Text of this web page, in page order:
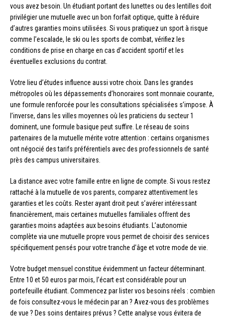
vous avez besoin. Un étudiant portant des lunettes ou des lentilles doit
privilégier une mutuelle avec un bon forfait optique, quitte à réduire
d’autres garanties moins utilisées. Si vous pratiquez un sport à risque
comme l’escalade, le ski ou les sports de combat, vérifiez les
conditions de prise en charge en cas d’accident sportif et les
éventuelles exclusions du contrat.
Votre lieu d’études influence aussi votre choix. Dans les grandes
métropoles où les dépassements d’honoraires sont monnaie courante,
une formule renforcée pour les consultations spécialisées s’impose. À
l’inverse, dans les villes moyennes où les praticiens du secteur 1
dominent, une formule basique peut suffire. Le réseau de soins
partenaires de la mutuelle mérite votre attention : certains organismes
ont négocié des tarifs préférentiels avec des professionnels de santé
près des campus universitaires.
La distance avec votre famille entre en ligne de compte. Si vous restez
rattaché à la mutuelle de vos parents, comparez attentivement les
garanties et les coûts. Rester ayant droit peut s’avérer intéressant
financièrement, mais certaines mutuelles familiales offrent des
garanties moins adaptées aux besoins étudiants. L’autonomie
complète via une mutuelle propre vous permet de choisir des services
spécifiquement pensés pour votre tranche d’âge et votre mode de vie.
Votre budget mensuel constitue évidemment un facteur déterminant.
Entre 10 et 50 euros par mois, l’écart est considérable pour un
portefeuille étudiant. Commencez par lister vos besoins réels : combien
de fois consultez-vous le médecin par an ? Avez-vous des problèmes
de vue ? Des soins dentaires prévus ? Cette analyse vous évitera de